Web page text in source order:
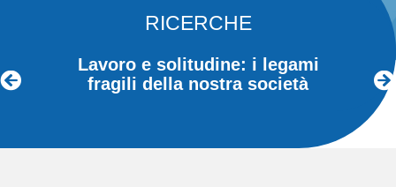
RICERCHE
Lavoro e solitudine: i legami
fragili della nostra società